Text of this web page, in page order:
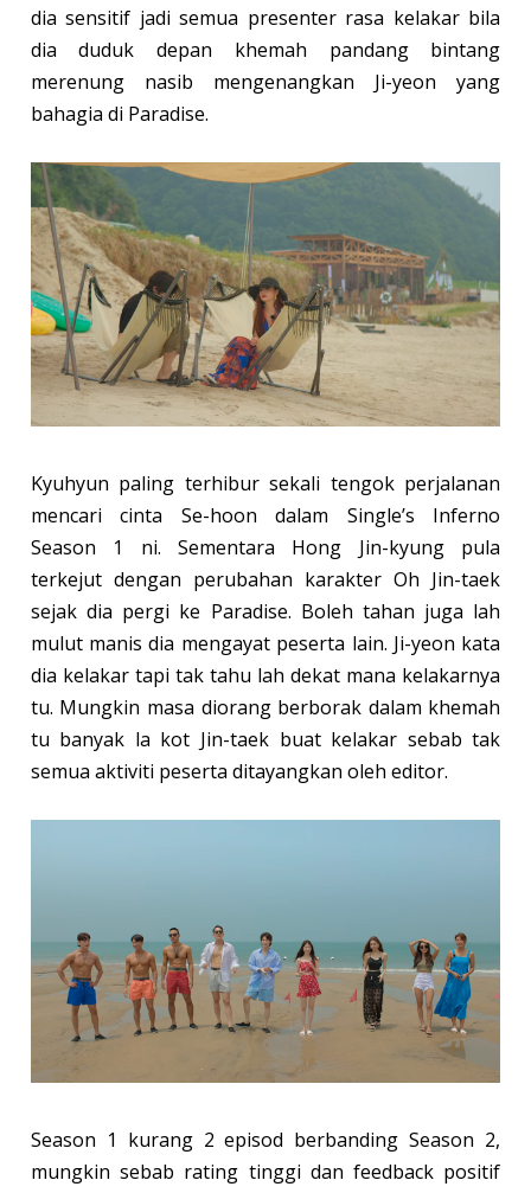
dia sensitif jadi semua presenter rasa kelakar bila
dia duduk depan khemah pandang bintang
merenung nasib mengenangkan Ji-yeon yang
bahagia di Paradise.
Kyuhyun paling terhibur sekali tengok perjalanan
mencari cinta Se-hoon dalam Single’s Inferno
Season 1 ni. Sementara Hong Jin-kyung pula
terkejut dengan perubahan karakter Oh Jin-taek
sejak dia pergi ke Paradise. Boleh tahan juga lah
mulut manis dia mengayat peserta lain. Ji-yeon kata
dia kelakar tapi tak tahu lah dekat mana kelakarnya
tu. Mungkin masa diorang berborak dalam khemah
tu banyak la kot Jin-taek buat kelakar sebab tak
semua aktiviti peserta ditayangkan oleh editor.
Season 1 kurang 2 episod berbanding Season 2,
mungkin sebab rating tinggi dan feedback positif